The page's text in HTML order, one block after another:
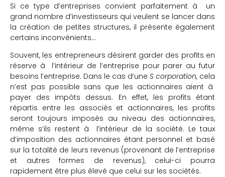
Si ce type d’entreprises convient parfaitement à un
grand nombre d’investisseurs qui veulent se lancer dans
la création de petites structures, il présente également
certains inconvénients…
Souvent, les entrepreneurs désirent garder des profits en
réserve à l’intérieur de l’entreprise pour parer au futur
besoins l’entreprise. Dans le cas d’une S corporation, cela
n’est pas possible sans que les actionnaires aient à
payer des impôts dessus. En effet, les profits étant
répartis entre les associés et actionnaires, les profits
seront toujours imposés au niveau des actionnaires,
même s’ils restent à l’intérieur de la société. Le taux
d’imposition des actionnaires étant personnel et basé
sur la totalité de leurs revenus (provenant de l’entreprise
et autres formes de revenus), celui-ci pourra
rapidement être plus élevé que celui sur les sociétés.